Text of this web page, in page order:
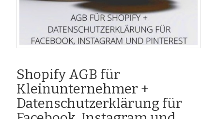
Shopify AGB für
Kleinunternehmer +
Datenschutzerklärung für